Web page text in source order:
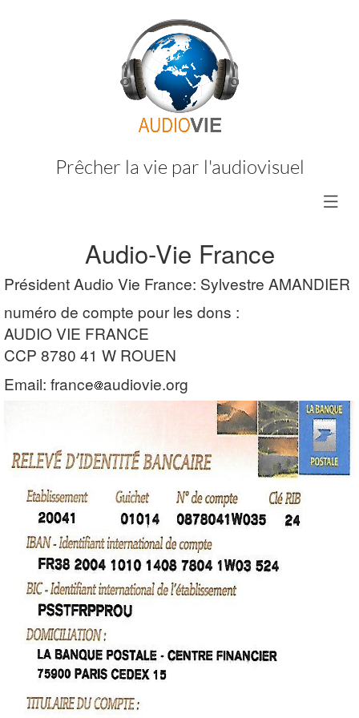
Prêcher la vie par l'audiovisuel
Audio-Vie France
Président Audio Vie France: Sylvestre AMANDIER
numéro de compte pour les dons :
AUDIO VIE FRANCE
CCP 8780 41 W ROUEN
Email: france audiovie.org